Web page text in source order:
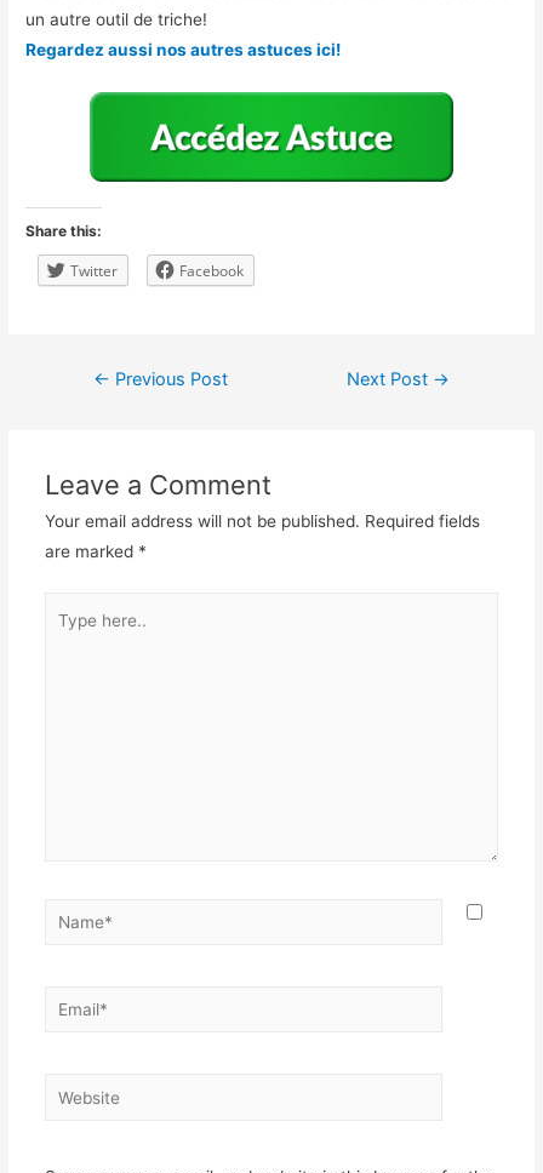
un autre outil de triche!
Regardez aussi nos autres astuces ici!
Share this:
Twitter Facebook
Post
← Previous Post Next Post →
Leave a Comment
Your email address will not be published. Required fields
are marked *
here..
Name*
Email*
Website